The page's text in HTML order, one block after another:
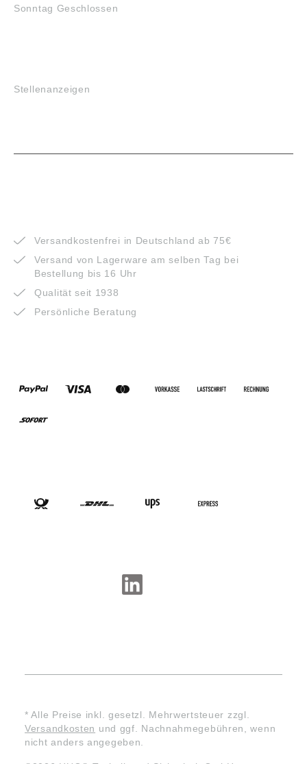
Sonntag Geschlossen
Stellenanzeigen
Versandkostenfrei in Deutschland ab 75€
Versand von Lagerware am selben Tag bei
Bestellung bis 16 Uhr
Qualität seit 1938
Persönliche Beratung
* Alle Preise inkl. gesetzl. Mehrwertsteuer zzgl.
Versandkosten und ggf. Nachnahmegebühren, wenn
nicht anders angegeben.